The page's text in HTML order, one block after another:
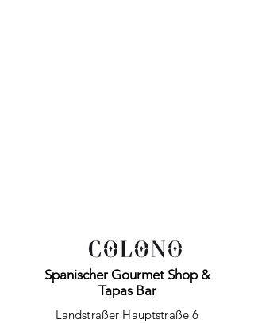
Spanischer Gourmet Shop &
Tapas Bar
Landstraßer Hauptstraße 6